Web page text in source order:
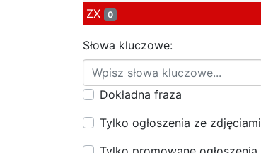
ZX 0
Słowa kluczowe:
Dokładna fraza
Tylko ogłoszenia ze zdjęciami